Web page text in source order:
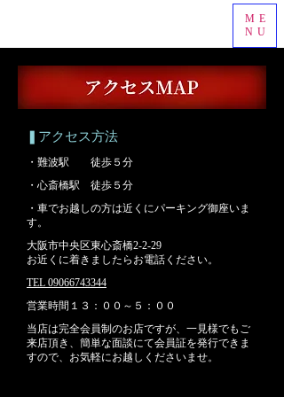
ME
NU
❚アクセス方法
​・難波駅 徒歩５分
​・心斎橋駅 徒歩５分
​・車でお越しの方は近くにパーキング御座いま
す。
​大阪市中央区東心斎橋2-2-29
​お近くに着きましたらお電話ください。
​TEL 09066743344
​営業時間１３：００～５：００
​当店は完全会員制のお店ですが、一見様でもご
来店頂き、簡単な面談にて会員証を発行できま
すので、お気軽にお越しくださいませ。